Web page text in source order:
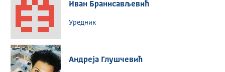
Иван Бранисављевић
Уредник
Андреја Глушчевић